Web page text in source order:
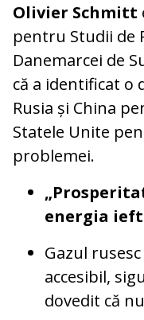
Olivier Schmitt
pentru Studii de
Danemarcei de
că a identificat o
Rusia și China
Statele Unite
problemei.
energia
Gazul
accesibil,
dovedit că